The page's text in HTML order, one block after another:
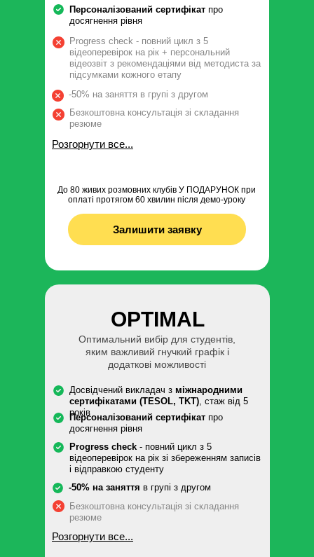
OPTIMAL
Досвідчений викладач з міжнародними
сертифікатами (TESOL, TKT), стаж від 5
років
Персоналізований сертифікат про
досягнення рівня
Оптимальний вибір для студентів,
яким важливий гнучкий графік і
додаткові можливості
Персоналізований сертифікат про
досягнення рівня
Безкоштовна консультація зі складання
резюме
Безкоштовна консультація зі складання
резюме
Progress check - повний цикл з 5
відеоперевірок на рік + персональний
відеозвіт з рекомендаціями від методиста за
підсумками кожного етапу
-50% на заняття в групі з другом
Progress check - повний цикл з 5
відеоперевірок на рік зі збереженням записів
і відправкою студенту
-50% на заняття в групі з другом
До 80 живих розмовних клубів У ПОДАРУНОК при
оплаті протягом 60 хвилин після демо-уроку
Залишити заявку
Розгорнути все...
Розгорнути все...